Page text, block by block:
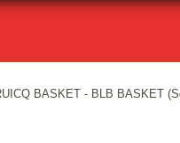
BASKET - BLB BASKET